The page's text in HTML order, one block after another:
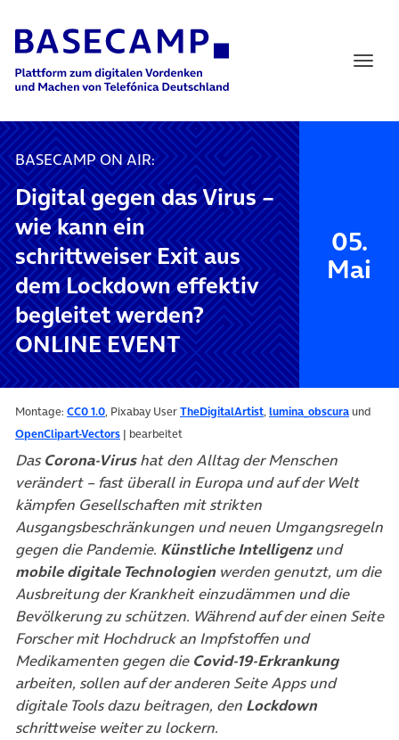
Main Navigation
BASECAMP ON AIR:
Digital gegen das Virus –
wie kann ein
schrittweiser Exit aus
dem Lockdown effektiv
begleitet werden?
ONLINE EVENT
05.
Mai
Montage: CC0 1.0, Pixabay UserTheDigitalArtist,lumina_obscura und
OpenClipart-Vectors | bearbeitet
Das Corona-Virushat den Alltag der Menschen
verändert – fast überall in Europa und auf der Welt
kämpfen Gesellschaften mit strikten
Ausgangsbeschränkungen und neuen Umgangsregeln
gegen die Pandemie. Künstliche Intelligenzund
mobile digitale Technologienwerden genutzt, um die
Ausbreitung der Krankheit einzudämmen und die
Bevölkerung zu schützen. Während auf der einen Seite
Forscher mit Hochdruck an Impfstoffen und
Medikamenten gegen die Covid-19-Erkrankung
arbeiten, sollen auf der anderen Seite Apps und
digitale Tools dazu beitragen, den Lockdown
schrittweise weiter zu lockern.